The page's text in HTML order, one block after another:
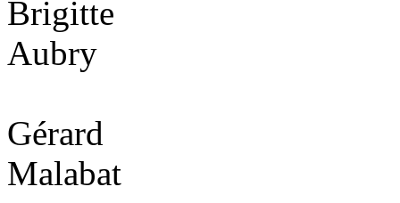
Brigitte
Aubry
Gérard
Malabat